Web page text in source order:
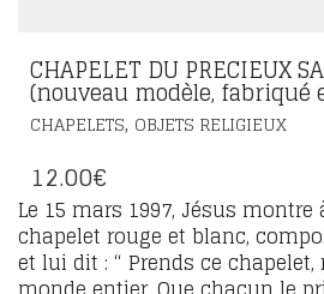
CHAPELET DU PRECIEUX
(nouveau modèle, fabriqué
CHAPELETS, OBJETS RELIGIEUX
12.00€
Le 15 mars 1997, Jésus
chapelet rouge et blanc,
et lui dit : “ Prends ce